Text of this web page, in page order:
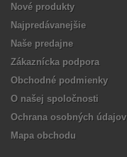
Nové produkty
Najpredávanejšie
Naše predajne
Zákaznícka podpora
Obchodné podmienky
O našej spoločnosti
Ochrana osobných údajov
Mapa obchodu